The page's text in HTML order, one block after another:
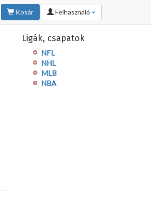
Kosár Felhasználó
Ligák, csapatok
NFL
NHL
MLB
NBA